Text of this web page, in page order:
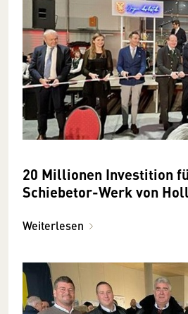
20 Millionen Investition
Schiebetor-Werk von
Weiterlesen